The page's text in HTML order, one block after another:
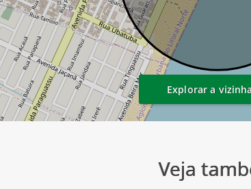
Explorar a
Veja